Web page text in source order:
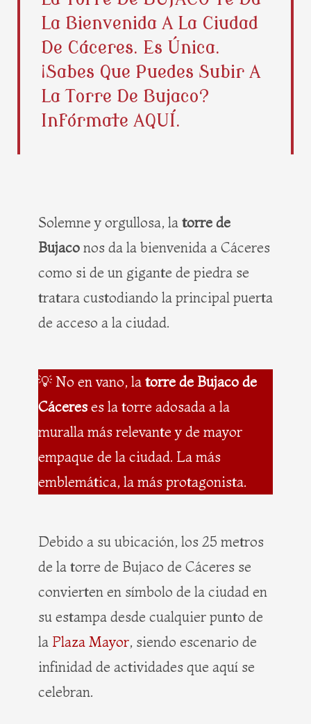
b
o
o
i
t
e
r
e
r
e
t
a
g
a
m
La Bienvenida A La Ciudad
De Cáceres. Es Única.
¡Sabes Que Puedes Subir A
La Torre De Bujaco?
Infórmate AQUÍ.
Solemne y orgullosa, la torre de
Bujaco nos da la bienvenida a Cáceres
como si de un gigante de piedra se
tratara custodiando la principal puerta
de acceso a la ciudad.
💡 No en vano, la torre de Bujaco de
Cáceres es la torre adosada a la
muralla más relevante y de mayor
empaque de la ciudad. La más
emblemática, la más protagonista.
Debido a su ubicación, los 25 metros
de la torre de Bujaco de Cáceres se
convierten en símbolo de la ciudad en
su estampa desde cualquier punto de
la Plaza Mayor, siendo escenario de
infinidad de actividades que aquí se
celebran.